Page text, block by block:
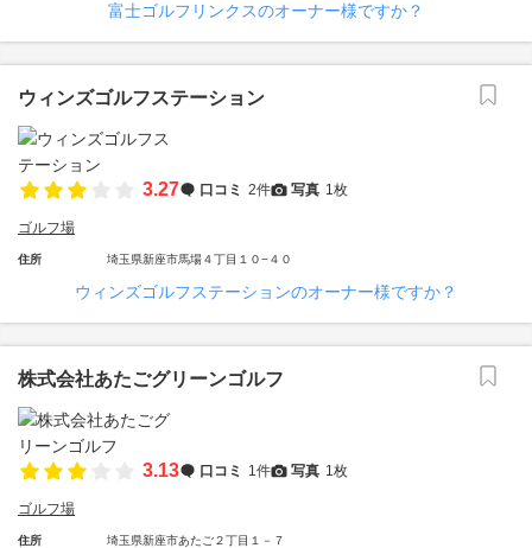
富士ゴルフリンクスのオーナー様ですか？
ウィンズゴルフステーション
3.27 口コミ 2件 写真 1枚
ゴルフ場
住所 埼玉県新座市馬場４丁目１０−４０
ウィンズゴルフステーションのオーナー様ですか？
株式会社あたごグリーンゴルフ
3.13 口コミ 1件 写真 1枚
ゴルフ場
住所 埼玉県新座市あたご２丁目１－７